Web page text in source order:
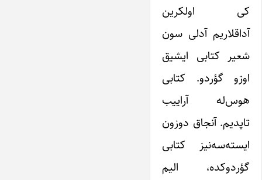
کی اولکرین
آداقلاریم آدلی سون
شعیر کتابی ایشیق
اوزو گؤردو. کتابی
هوس‌‌‌‌‌له آراییب
تاپدیم. آنجاق دوزون
ایسته‌‌‌‌‌سه‌‌‌‌‌نیز کتابی
گؤردوکده، الیم